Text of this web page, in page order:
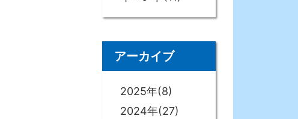
アーカイブ
2025年(8)
2024年(27)